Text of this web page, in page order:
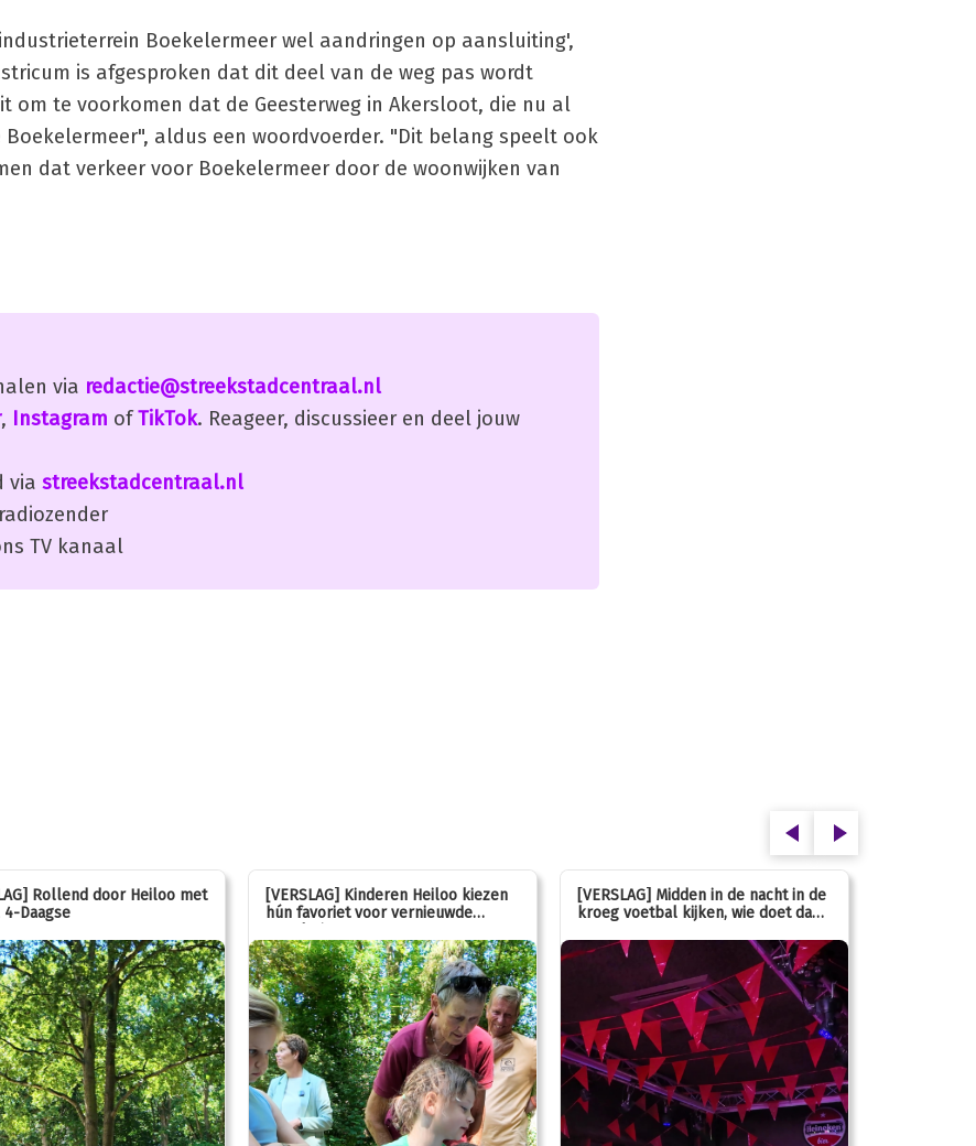
Boekelermeer wel aandringen op aansluiting',
is afgesproken dat dit deel van de weg pas wordt
om te voorkomen dat de Geesterweg in Akersloot, die nu al
aldus een woordvoerder. "Dit belang speelt ook
dat verkeer voor Boekelermeer door de woonwijken van
via redactie@streekstadcentraal.nl
, Instagram ofTikTok. Reageer, discussieer en deel jouw
via streekstadcentraal.nl
TV kanaal
Rollend door Heiloo met
Daagse
[VERSLAG] Kinderen Heiloo kiezen
hún favoriet voor vernieuwde
[VERSLAG] Midden in de nacht in de
kroeg voetbal kijken, wie doet dan